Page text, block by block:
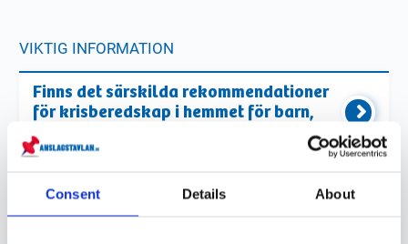
Consent Details About
VIKTIG INFORMATION
Finns det särskilda rekommendationer
för krisberedskap i hemmet för barn,
äldre eller husdjur?
hållbarhet för livsmedel och vatten i ett
krislager?